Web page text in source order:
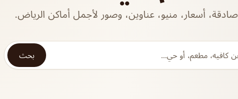
أسعار، منيو، عناوين، وصور لأجمل أماكن الرياض.
بحث